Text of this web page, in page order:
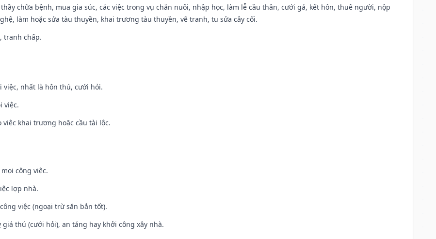
chữa bệnh, mua gia súc, các việc trong vụ chăn nuôi, nhập học, làm lễ cầu thân, cưới gả, kết hôn, thuê người, nộp
làm hoặc sửa tàu thuyền, khai trương tàu thuyền, vẽ tranh, tu sửa cây cối.
tranh chấp.
việc, nhất là hôn thú, cưới hỏi.
việc.
việc khai trương hoặc cầu tài lộc.
công việc.
lợp nhà.
việc (ngoại trừ săn bắn tốt).
giá thú (cưới hỏi), an táng hay khởi công xây nhà.